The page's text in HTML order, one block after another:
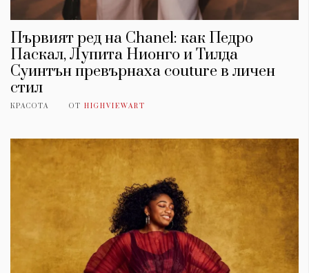
Първият ред на Chanel: как Педро
Паскал, Лупита Нионго и Тилда
Суинтън превърнаха couture в личен
стил
КРАСОТА ОТ HIGHVIEWART
Пътувай
Wellness
СЛЕДВАЙТЕ НИ
Facebook Instagram Twitter
Pinterest
YouTube
Spotify
Ако нашият сайт ви харесва, можете да се абонирате за
седмичния ни нюзлетър тук:
© 2026, HighViewArt | Всички права запазени